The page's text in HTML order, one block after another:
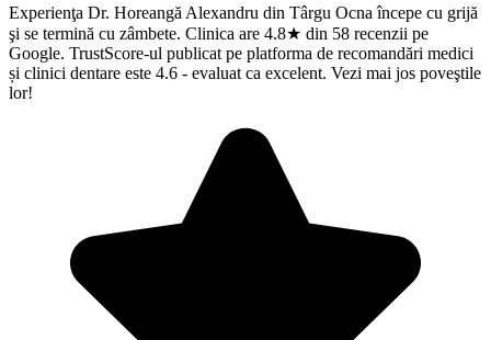
Experienţa Dr. Horeangă Alexandru din Târgu Ocna începe cu grijă
şi se termină cu zâmbete. Clinica are 4.8★ din 58 recenzii pe
Google. TrustScore-ul publicat pe platforma de recomandări medici
și clinici dentare este 4.6 - evaluat ca excelent. Vezi mai jos poveştile
lor!